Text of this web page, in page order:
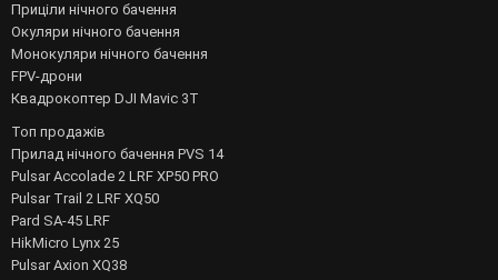
Приціли нічного бачення
Окуляри нічного бачення
Монокуляри нічного бачення
FPV-дрони
Квадрокоптер DJI Mavic 3T
Топ продажів
Прилад нічного бачення PVS 14
Pulsar Accolade 2 LRF XP50 PRO
Pulsar Trail 2 LRF XQ50
Pard SA-45 LRF
HikMicro Lynx 25
Pulsar Axion XQ38